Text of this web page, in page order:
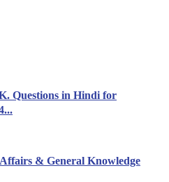
Questions in Hindi for
& General Knowledge